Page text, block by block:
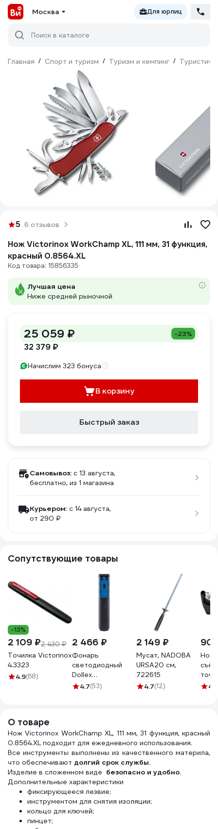
Москва Для юрлиц
Поиск в каталоге
Главная / Спорт и туризм / Туризм и кемпинг /
5 6 отзывов
Нож Victorinox WorkChamp XL, 111 мм, 31 функция,
красный 0.8564.XL
Код товара: 15856335
Лучшая цена
Ниже средней рыночной
25 059 ₽ -23%
32 379 ₽
Начислим 323 бонуса
В корзину
Быстрый заказ
Самовывоз: c 13 августа,
бесплатно, из 1 магазина
Курьером: c 14 августа,
от 290 ₽
Сопутствующие товары
-13%
2 109 ₽2 430 ₽
Точилка Victorinox
4.3323
4.9(68)
2 466 ₽
Фонарь
светодиодный
Dollex
аккумуляторный,
4.7(53)
2 149 ₽
Мусат, NADOBA
URSA20 см,
722615
4.7(12) 4.9
О товаре
Нож Victorinox WorkChamp XL, 111 мм, 31 функция, красный
0.8564.XL подходит для ежедневного использования.
Все инструменты выполнены из качественного материла,
что обеспечивают долгий срок службы.
Изделие в сложенном виде безопасно и удобно.
Дополнительные характеристики
фиксирующееся лезвие;
инструментом для снятия изоляции;
кольцо для ключей;
пинцет;